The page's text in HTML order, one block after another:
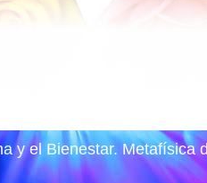
y el Bienestar.